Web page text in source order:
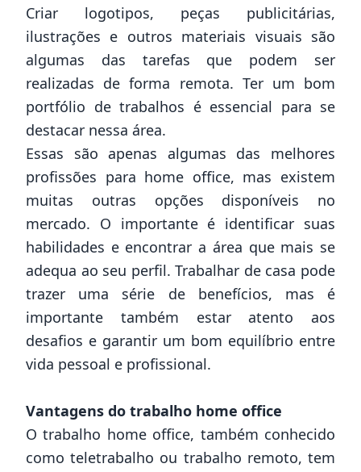
Criar logotipos, peças publicitárias,
ilustrações e outros materiais visuais são
algumas das tarefas que podem ser
realizadas de forma remota. Ter um bom
portfólio de trabalhos é essencial para se
destacar nessa área.
Essas são apenas algumas das melhores
profissões para home office, mas existem
muitas outras opções disponíveis no
mercado. O importante é identificar suas
habilidades e encontrar a área que mais se
adequa ao seu perfil. Trabalhar de casa pode
trazer uma série de benefícios, mas é
importante também estar atento aos
desafios e garantir um bom equilíbrio entre
vida pessoal e profissional.
Vantagens do trabalho home office
O trabalho home office, também conhecido
como teletrabalho ou trabalho remoto, tem